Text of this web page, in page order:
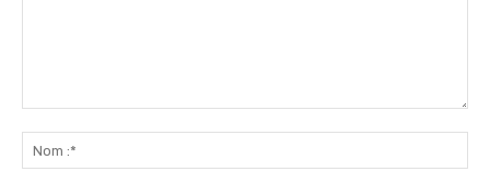
:*